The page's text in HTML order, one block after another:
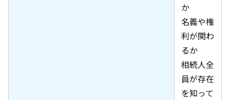
か
名義や権
利が関わ
るか
相続人全
員が存在
を知って